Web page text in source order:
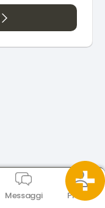
Messaggi Profilo